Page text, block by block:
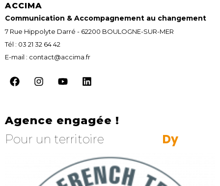
ACCIMA
Communication & Accompagnement au changement
7 Rue Hippolyte Darré - 62200 BOULOGNE-SUR-MER
Tél : 03 21 32 64 42
E-mail : contact@accima.fr
Agence engagée !
Pour un territoire Dyn